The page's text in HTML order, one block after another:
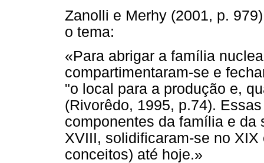
Zanolli e Merhy (2001, p.
o tema:
«Para abrigar a família
compartimentaram-se e
"o local para a produção e,
(Rivorêdo, 1995, p.74).
componentes da família e
XVIII, solidificaram-se no
conceitos) até hoje.»